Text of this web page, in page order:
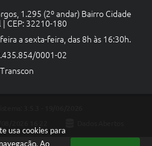
usa cookies para
Ao
1.295 (2º andar) Bairro Cidade
| CEP: 32210-180
a sexta-feira, das 8h às 16:30h.
0001-02
Transcon